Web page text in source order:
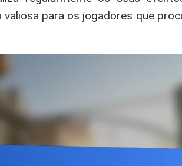
para os jogadores que